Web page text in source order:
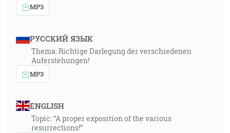
MP3
РУССКИЙ ЯЗЫК
Thema: Richtige Darlegung der verschiedenen
Auferstehungen!
MP3
ENGLISH
Topic: “A proper exposition of the various
resurrections!”